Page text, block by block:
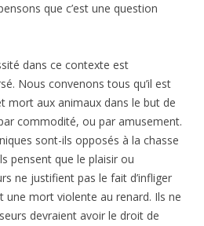
que c’est une question
dans ce contexte est
Nous convenons tous qu’il est
mort aux animaux dans le but de
commodité, ou par amusement.
sont-ils opposés à la chasse
pensent que le plaisir ou
ne justifient pas le fait d’infliger
une mort violente au renard. Ils ne
devraient avoir le droit de